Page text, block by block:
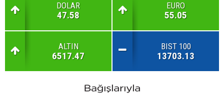
DOLAR
47.58
EURO
55.05
ALTIN
6517.47
BIST 100
13703.13